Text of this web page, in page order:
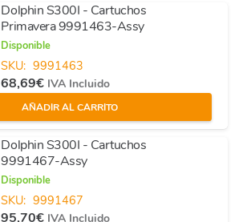
Dolphin S300I - Cartuchos
Primavera 9991463-Assy
Disponible
SKU: 9991463
68,69€ IVA Incluido
AÑADIR AL CARRITO
Dolphin S300I - Cartuchos
9991467-Assy
Disponible
SKU: 9991467
95,70€ IVA Incluido